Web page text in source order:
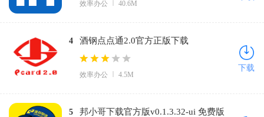
效率办公 40.6M
4
酒钢点点通2.0官方正版下载
v5.1.24.0122 安卓版
效率办公 4.5M
下载
5 邦小哥下载官方版v0.1.3.32-ui 免费版